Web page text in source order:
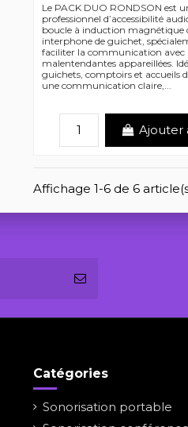
Le PACK DUO RONDSON est
professionnel d’accessibilité
boucle à induction magnétique
interphone de guichet,
faciliter la communication avec
malentendantes appareillées.
guichets, comptoirs et accueils
une communication claire,...
Ajouter
Affichage 1-6 de 6
Catégories
Sonorisation portable